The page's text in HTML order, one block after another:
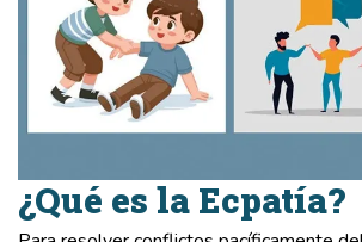
¿Qué es la Ecpatía?